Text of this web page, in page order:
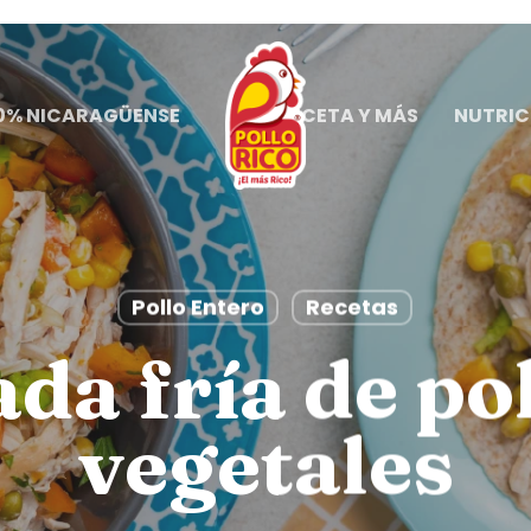
NICARAGÜENSE RECETA Y MÁS
Pollo Entero Recetas
fría de
vegetales